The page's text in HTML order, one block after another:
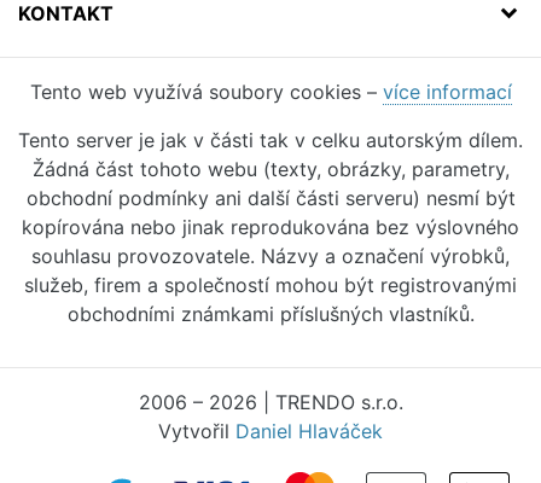
KONTAKT
Tento web využívá soubory cookies – více informací
Tento server je jak v části tak v celku autorským dílem.
Žádná část tohoto webu (texty, obrázky, parametry,
obchodní podmínky ani další části serveru) nesmí být
kopírována nebo jinak reprodukována bez výslovného
souhlasu provozovatele. Názvy a označení výrobků,
služeb, firem a společností mohou být registrovanými
obchodními známkami příslušných vlastníků.
2006 – 2026 | TRENDO s.r.o.
Vytvořil Daniel Hlaváček